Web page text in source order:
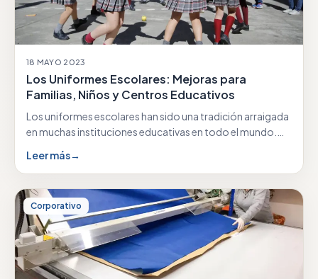
18 MAYO 2023
Los Uniformes Escolares: Mejoras para
Familias, Niños y Centros Educativos
Los uniformes escolares han sido una tradición arraigada
en muchas instituciones educativas en todo el mundo.…
Leer más→
Corporativo